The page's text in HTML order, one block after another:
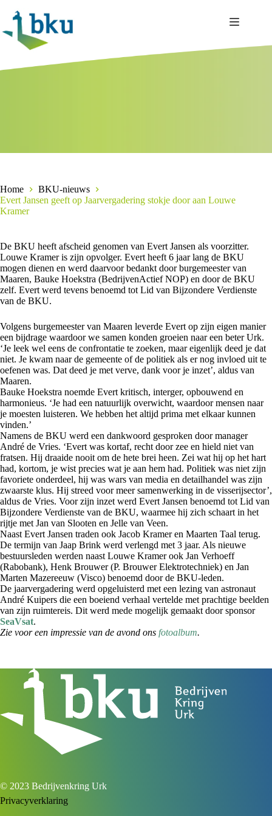
naar
inhoud
Home
BKU-nieuws
Evert Jansen geeft op Jaarvergadering stokje door aan Louwe
Kramer
De BKU heeft afscheid genomen van Evert Jansen als voorzitter.
Louwe Kramer is zijn opvolger. Evert heeft 6 jaar lang de BKU
mogen dienen en werd daarvoor bedankt door burgemeester van
Maaren, Bauke Hoekstra (BedrijvenActief NOP) en door de BKU
zelf. Evert werd tevens benoemd tot Lid van Bijzondere Verdienste
van de BKU.
Volgens burgemeester van Maaren leverde Evert op zijn eigen manier
een bijdrage waardoor we samen konden groeien naar een beter Urk.
‘Je leek wel eens de confrontatie te zoeken, maar eigenlijk deed je dat
niet. Je kwam naar de gemeente of de politiek als er nog invloed uit te
oefenen was. Dat deed je met verve, dank voor je inzet’, aldus van
Maaren.
Bauke Hoekstra noemde Evert kritisch, interger, opbouwend en
harmonieus. ‘Je had een natuurlijk overwicht, waardoor mensen naar
je moesten luisteren. We hebben het altijd prima met elkaar kunnen
vinden.’
Namens de BKU werd een dankwoord gesproken door manager
André de Vries. ‘Evert was kortaf, recht door zee en hield niet van
fratsen. Hij draaide nooit om de hete brei heen. Zei wat hij op het hart
had, kortom, je wist precies wat je aan hem had. Politiek was niet zijn
favoriete onderdeel, hij was wars van media en detailhandel was zijn
zwaarste klus. Hij streed voor meer samenwerking in de visserijsector’,
aldus de Vries. Voor zijn inzet werd Evert Jansen benoemd tot Lid van
Bijzondere Verdienste van de BKU, waarmee hij zich schaart in het
rijtje met Jan van Slooten en Jelle van Veen.
Naast Evert Jansen traden ook Jacob Kramer en Maarten Taal terug.
De termijn van Jaap Brink werd verlengd met 3 jaar. Als nieuwe
bestuursleden werden naast Louwe Kramer ook Jan Verhoeff
(Rabobank), Henk Brouwer (P. Brouwer Elektrotechniek) en Jan
Marten Mazereeuw (Visco) benoemd door de BKU-leden.
De jaarvergadering werd opgeluisterd met een lezing van astronaut
André Kuipers die een boeiend verhaal vertelde met prachtige beelden
van zijn ruimtereis. Dit werd mede mogelijk gemaakt door sponsor
SeaVsat.
Zie voor een impressie van de avond ons fotoalbum.
© 2023 Bedrijvenkring Urk
Privacyverklaring